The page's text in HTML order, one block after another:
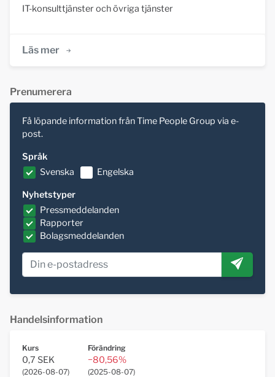
IT-konsulttjänster och övriga tjänster
Läs mer
Prenumerera
Få löpande information från Time People Group via e-
post.
Språk
Svenska
Engelska
Nyhetstyper
Pressmeddelanden
Rapporter
Bolagsmeddelanden
Handelsinformation
Kurs
0,7 SEK
(2026-08-07)
Förändring
−80,56%
(2025-08-07)